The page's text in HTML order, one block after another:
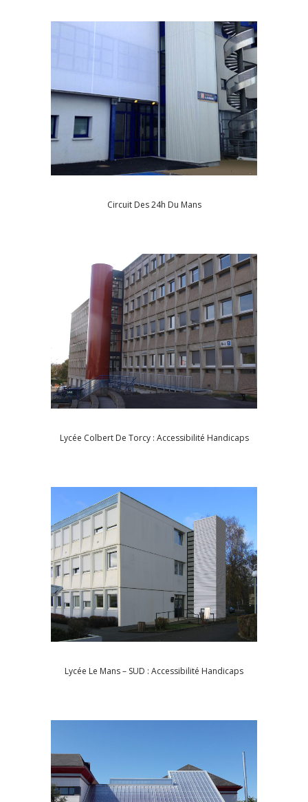
Circuit Des 24h Du Mans
Lycée Colbert De Torcy : Accessibilité Handicaps
Lycée Le Mans – SUD : Accessibilité Handicaps